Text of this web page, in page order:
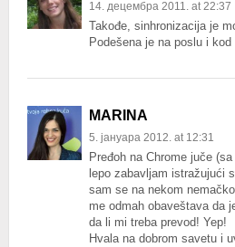
14. децембра 2011. at 22:37
Takođe, sinhronizacija je
Podešena je na poslu i kod
MARINA
5. јануара 2012. at 12:31
Pređoh na Chrome juče
lepo zabavljam istražujući
sam se na nekom
me odmah obaveštava da
da li mi treba prevod! Yep!
Hvala na dobrom savetu i